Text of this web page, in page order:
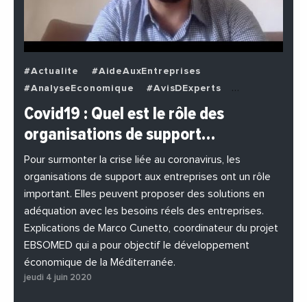
#Actualite
#AideAuxEntreprises
#AnalyseEconomique
#AvisDExperts
#BuzzNews
#Decideurs
#EchangesMediterraneens
#Economie
#EnDirectDe
#Entreprises
#Institutions
#PhotosEtVideos
Covid19 : Quel est le rôle des
organisations de support…
Pour surmonter la crise liée au coronavirus, les
organisations de support aux entreprises ont un rôle
important. Elles peuvent proposer des solutions en
adéquation avec les besoins réels des entreprises.
Explications de Marco Cunetto, coordinateur du projet
EBSOMED qui a pour objectif le développement
économique de la Méditerranée.
jeudi 4 juin 2020